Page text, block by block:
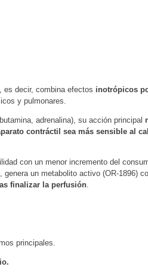
, es decir, combina efectos inotrópicos
y pulmonares.
adrenalina), su acción principal
contráctil sea más sensible al
con un menor incremento del
un metabolito activo (OR-1896)
finalizar la perfusión.
principales.